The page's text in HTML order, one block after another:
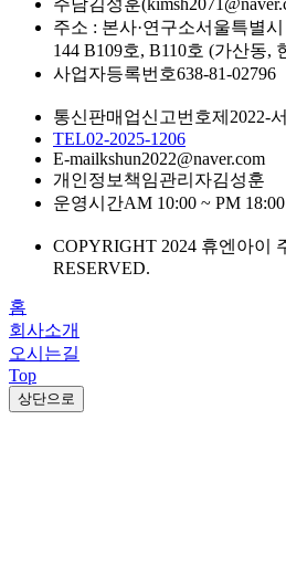
주소 : 본사·연구소서울특별
144 B109호, B110호 (가산동,
사업자등록번호638-81-02796
통신판매업신고번호제2022-
TEL02-2025-1206
E-mailkshun2022@naver.com
개인정보책임관리자김성훈
운영시간AM 10:00 ~ PM 18:00
COPYRIGHT 2024 휴엔아이
RESERVED.
홈
회사소개
오시는길
Top
상단으로